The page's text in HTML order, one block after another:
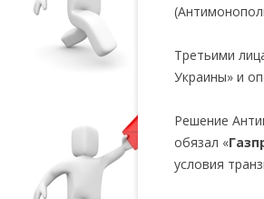
Третьими
Украины» и
Решение
обязал «
условия